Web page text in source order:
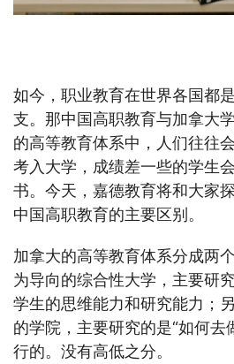
如今，职业教育在世界各国都
支。那中国高职教育与加拿大
的高等教育体系中，人们往往
考入大学，成绩差一些的学生
书。今天，嘉德教育将和大家
中国高职教育的主要区别。
加拿大的高等教育体系分成两
为导向的综合性大学，主要研
学生的思维能力和研究能力；
的学院，主要研究的是“如何去
行的。没有高低之分。